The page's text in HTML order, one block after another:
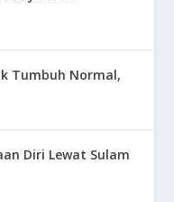
Tumbuh Normal,
Diri Lewat Sulam